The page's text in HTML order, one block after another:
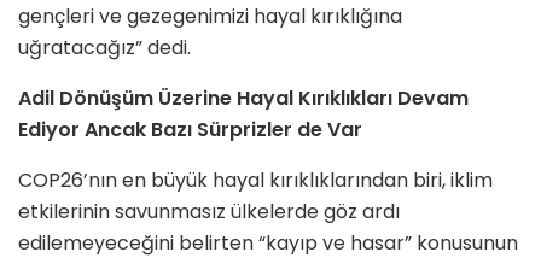
gençleri ve gezegenimizi hayal kırıklığına
uğratacağız” dedi.
Adil Dönüşüm Üzerine Hayal Kırıklıkları Devam
Ediyor Ancak Bazı Sürprizler de Var
COP26’nın en büyük hayal kırıklıklarından biri, iklim
etkilerinin savunmasız ülkelerde göz ardı
edilemeyeceğini belirten “kayıp ve hasar” konusunun